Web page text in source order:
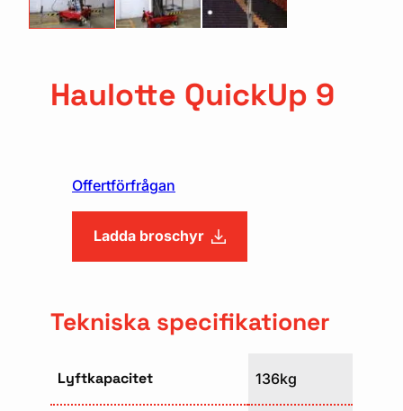
Haulotte QuickUp 9
Offertförfrågan
Ladda broschyr
Tekniska specifikationer
Lyftkapacitet 136kg